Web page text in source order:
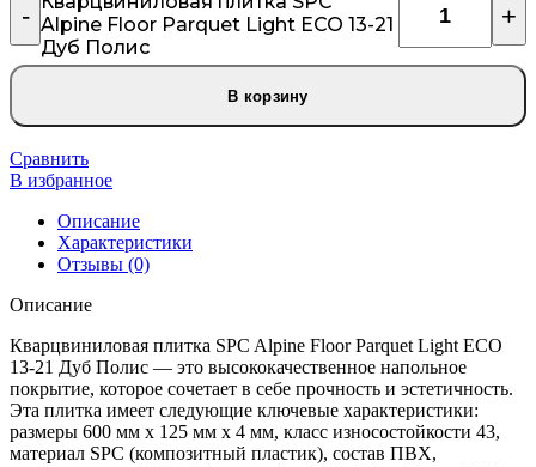
Alpine Floor Parquet Light ECO 13-21
Дуб Полис
В корзину
Сравнить
В избранное
Описание
Характеристики
Отзывы (0)
Описание
Кварцвиниловая плитка SPC Alpine Floor Parquet Light ECO
13-21 Дуб Полис — это высококачественное напольное
покрытие, которое сочетает в себе прочность и эстетичность.
Эта плитка имеет следующие ключевые характеристики:
размеры 600 мм x 125 мм x 4 мм, класс износостойкости 43,
материал SPC (композитный пластик), состав ПВХ,